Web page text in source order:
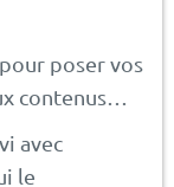
poser vos
contenus…
avec
le